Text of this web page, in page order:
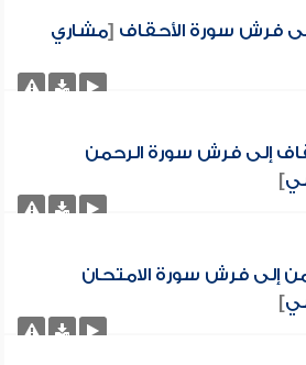
فرش سورة الأحقاف [مشاري
إلى فرش سورة الرحمن
]
إلى فرش سورة الامتحان
]